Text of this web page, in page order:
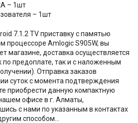
– 1шт
– 1шт
7.1.2 TV приставку с памятью
процессоре Amlogic S905W, вы
магазине, доставка осуществляется
по предоплате, так и с наложенным
Отправка заказов
суток с момента подтверждения
приобрести данную компактную
офисе в г. Алматы,
с нами по указанным в контактах
способом...